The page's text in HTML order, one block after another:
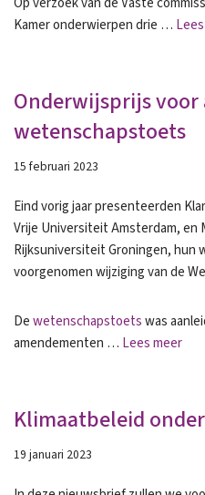
Kamer onderwierpen drie …
Onderwijsprijs
wetenschapstoets
15 februari 2023
Eind vorig jaar presenteerden
Vrije Universiteit Amsterdam, en
Rijksuniversiteit Groningen, hun
voorgenomen wijziging van de
Dewetenschapstoetswas
amendementen … Lees meer
Klimaatbeleid
19 januari 2023